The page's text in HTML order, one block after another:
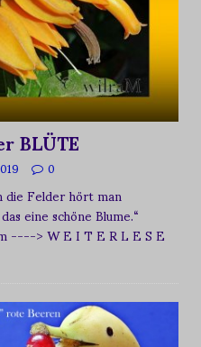
BLÜTE
0
Felder hört man
eine schöne Blume.“
----> W E I T E R L E S E